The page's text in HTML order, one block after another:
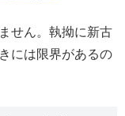
せん。執拗に新古
には限界があるの